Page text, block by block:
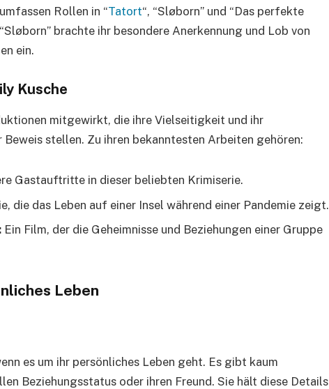
Rollen in “Tatort“, “Sløborn” und “Das perfekte
brachte ihr besondere Anerkennung und Lob von
ein.
Kusche
mitgewirkt, die ihre Vielseitigkeit und ihr
stellen. Zu ihren bekanntesten Arbeiten gehören:
Gastauftritte in dieser beliebten Krimiserie.
die das Leben auf einer Insel während einer Pandemie zeigt.
Ein Film, der die Geheimnisse und Beziehungen einer Gruppe
Leben
es um ihr persönliches Leben geht. Es gibt kaum
Beziehungsstatus oder ihren Freund. Sie hält diese Details